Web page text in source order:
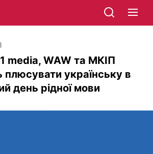
media, WAW та МКІП
українську в
день рідної мови